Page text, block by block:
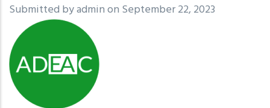
Submitted byadminon September 22, 2023